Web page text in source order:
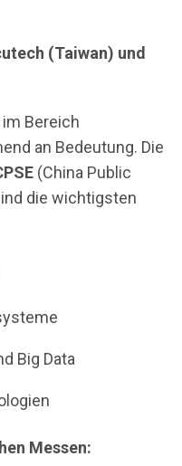
(Taiwan) und
Bereich
an Bedeutung. Die
(China Public
die wichtigsten
Big Data
Messen: